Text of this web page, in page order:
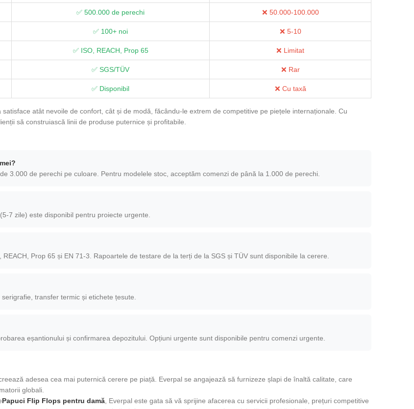
✅ 500.000 de perechi ❌ 50.000-100.000
✅ 100+ noi ❌ 5-10
✅ ISO, REACH, Prop 65 ❌ Limitat
✅ SGS/TÜV ❌ Rar
✅ Disponibil ❌ Cu taxă
atât nevoile de confort, cât și de modă, făcându-le extrem de competitive pe piețele internaționale. Cu
să construiască linii de produse puternice și profitabile.
3.000 de perechi pe culoare. Pentru modelele stoc, acceptăm comenzi de până la 1.000 de perechi.
7 zile) este disponibil pentru proiecte urgente.
Prop 65 și EN 71-3. Rapoartele de testare de la terți de la SGS și TÜV sunt disponibile la cerere.
transfer termic și etichete țesute.
eșantionului și confirmarea depozitului. Opțiuni urgente sunt disponibile pentru comenzi urgente.
adesea cea mai puternică cerere pe piață. Everpal se angajează să furnizeze șlapi de înaltă calitate, care
globali.
Papuci Flip Flops pentru damă , Everpal este gata să vă sprijine afacerea cu servicii profesionale, prețuri competitive